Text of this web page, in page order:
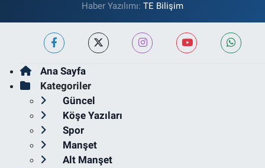
Haber Yazılımı: TE Bilişim
Ana Sayfa
Kategoriler
Güncel
Köşe Yazıları
Spor
Manşet
Alt Manşet